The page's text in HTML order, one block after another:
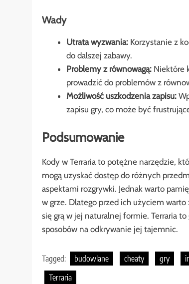
Wady
Utrata wyzwania:Korzystanie z
do dalszej zabawy.
Problemy z równowagą:Niektóre
prowadzić do problemów z
Możliwość uszkodzenia zapisu:
zapisu gry, co może być
Podsumowanie
Kody w Terraria to potężne narzędzie,
mogą uzyskać dostęp do różnych
aspektami rozgrywki. Jednak warto
w grze. Dlatego przed ich użyciem
się grą w jej naturalnej formie. Terraria
sposobów na odkrywanie jej tajemnic.
Tagged: budowlane cheaty gry
Terraria